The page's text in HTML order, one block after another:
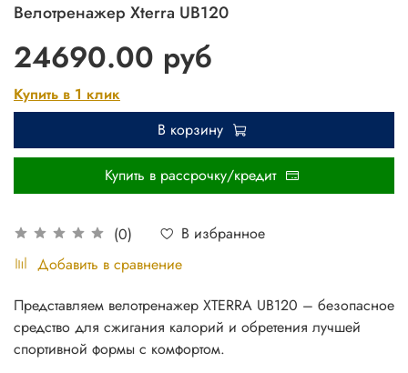
Велотренажер Xterra UB120
(0)
В избранное
Добавить в сравнение
24690.00 руб
Купить в 1 клик
В корзину
Купить в рассрочку/кредит
Представляем велотренажер XTERRA UB120 – безопасное
средство для сжигания калорий и обретения лучшей
спортивной формы с комфортом.